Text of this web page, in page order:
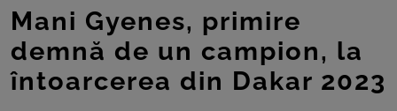
Mani Gyenes, primire
demnă de un campion, la
întoarcerea din Dakar 2023